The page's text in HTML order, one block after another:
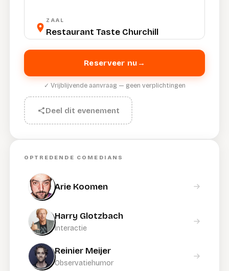
ZAAL
Restaurant Taste Churchill
Reserveer nu →
✓ Vrijblijvende aanvraag — geen verplichtingen
Deel dit evenement
OPTREDENDE COMEDIANS
Arie Koomen
Harry Glotzbach
Interactie
Reinier Meijer
Observatiehumor